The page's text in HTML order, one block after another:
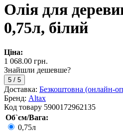
Олія для
0,75л, білий
Ціна:
1 068.00 грн.
Знайшли дешевше?
5 / 5
Доставка: Безкоштовна (онлайн-
Бренд: Altax
Код товару 5900172962135
Об`єм/Вага:
0,75л